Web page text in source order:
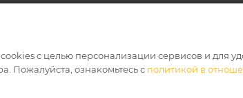
ПУБЛИЧНАЯ ОФЕРТАПОЛИТИКА
с целью персонализации сервисов и для
Пожалуйста, ознакомьтесь с политикой в